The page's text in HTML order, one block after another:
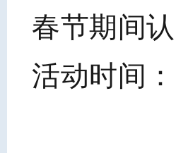
春节期间
活动时间